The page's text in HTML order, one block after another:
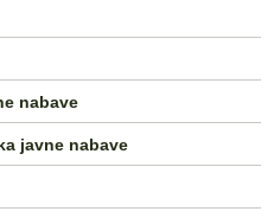
nabave
javne nabave